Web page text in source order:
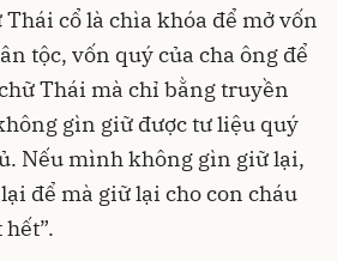
cổ là chìa khóa để mở vốn
tộc, vốn quý của cha ông để
Thái mà chỉ bằng truyền
gìn giữ được tư liệu quý
Nếu mình không gìn giữ lại,
để mà giữ lại cho con cháu